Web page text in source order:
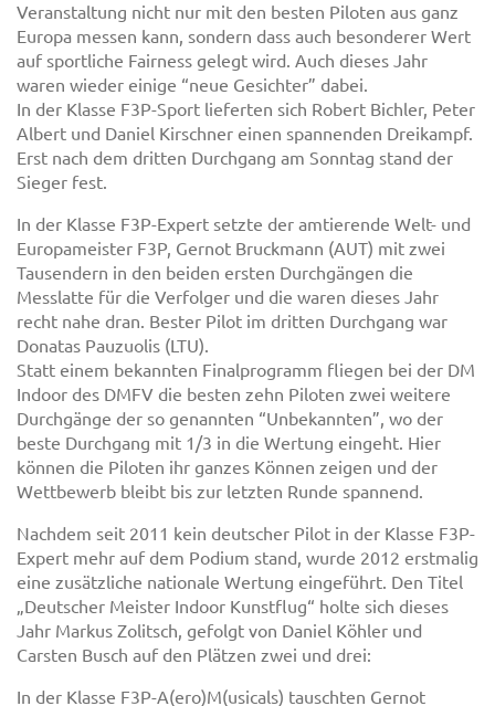
Veranstaltung nicht nur mit den besten Piloten aus ganz
Europa messen kann, sondern dass auch besonderer Wert
auf sportliche Fairness gelegt wird. Auch dieses Jahr
waren wieder einige “neue Gesichter” dabei.
In der Klasse F3P-Sport lieferten sich Robert Bichler, Peter
Albert und Daniel Kirschner einen spannenden Dreikampf.
Erst nach dem dritten Durchgang am Sonntag stand der
Sieger fest.
In der Klasse F3P-Expert setzte der amtierende Welt- und
Europameister F3P, Gernot Bruckmann (AUT) mit zwei
Tausendern in den beiden ersten Durchgängen die
Messlatte für die Verfolger und die waren dieses Jahr
recht nahe dran. Bester Pilot im dritten Durchgang war
Donatas Pauzuolis (LTU).
Statt einem bekannten Finalprogramm fliegen bei der DM
Indoor des DMFV die besten zehn Piloten zwei weitere
Durchgänge der so genannten “Unbekannten”, wo der
beste Durchgang mit 1/3 in die Wertung eingeht. Hier
können die Piloten ihr ganzes Können zeigen und der
Wettbewerb bleibt bis zur letzten Runde spannend.
Nachdem seit 2011 kein deutscher Pilot in der Klasse F3P-
Expert mehr auf dem Podium stand, wurde 2012 erstmalig
eine zusätzliche nationale Wertung eingeführt. Den Titel
„Deutscher Meister Indoor Kunstflug“ holte sich dieses
Jahr Markus Zolitsch, gefolgt von Daniel Köhler und
Carsten Busch auf den Plätzen zwei und drei:
In der Klasse F3P-A(ero)M(usicals) tauschten Gernot